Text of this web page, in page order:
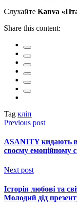
Слухайте Kanva
Share this content:
Tag кліп
Previous post
ASANITY кидають
своєму емоційному
Next post
Історія любові та
Молодий дід